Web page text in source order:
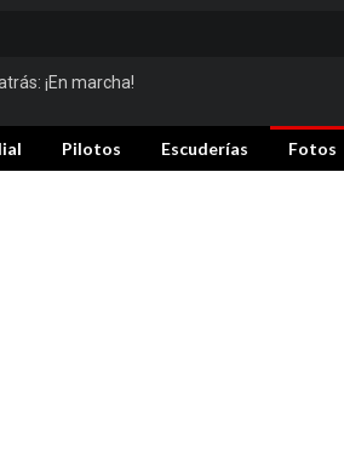
¡En marcha!
Pilotos Escuderías Fotos